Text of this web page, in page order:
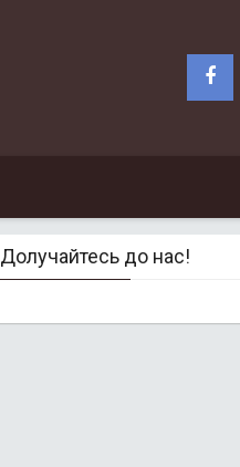
Долучайтесь до нас!